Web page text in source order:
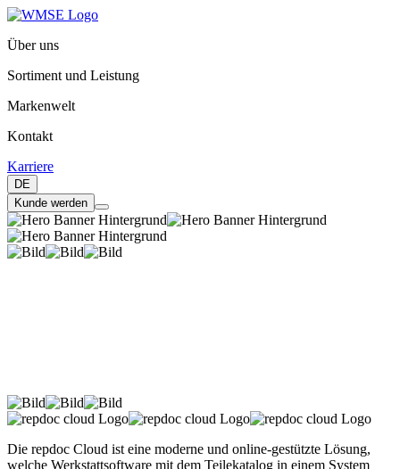
Über uns
Sortiment und Leistung
Markenwelt
Kontakt
Karriere
DE
Kunde werden
Die repdoc Cloud ist eine moderne und online-gestützte Lösung,
welche Werkstattsoftware mit dem Teilekatalog in einem System